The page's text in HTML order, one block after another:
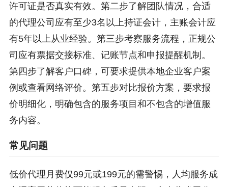
许可证是否真实有效。第二步了解团队情况，合适
的代理公司应有至少3名以上持证会计，主账会计应
有5年以上从业经验。第三步考察服务流程，正规公
司应有票据交接标准、记账节点和申报提醒机制。
第四步了解客户口碑，可要求提供本地企业客户案
例或查看网络评价。第五步对比报价方案，要求报
价明细化，明确包含的服务项目和不包含的增值服
务内容。
常见问题
低价代理月费仅99元或199元的需警惕，人均服务成